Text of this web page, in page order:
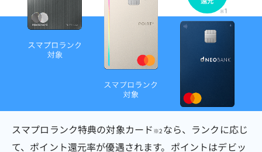
スマプロランク特典の対象カード ※2 なら、ランクに応じ
て、ポイント還元率が優遇されます。ポイントはデビッ